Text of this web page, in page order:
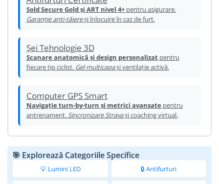
Sold Secure Gold și ART nivel 4+pentru asigurare.
Garanție anti-tăiereși înlocuire în caz de furt.
Șei Tehnologie 3D
Scanare anatomică și design personalizatpentru
fiecare tip ciclist. Gel multicapași ventilație activă.
Computer GPS Smart
Navigație turn-by-turn și metrici avansate pentru
antrenament. Sincronizare Stravași coaching virtual.
🎯 Explorează Categoriile Specifice
💡 Lumini LED 🔒 Antifurturi